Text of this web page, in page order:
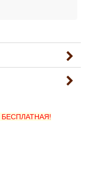
БЕСПЛАТНАЯ!